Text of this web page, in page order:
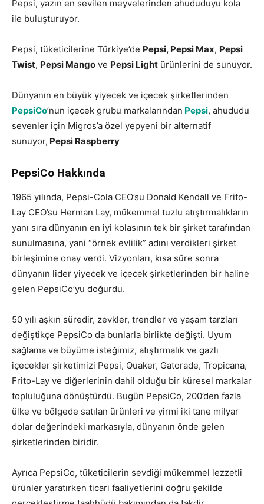
Pepsi, yazın en sevilen meyvelerinden ahududuyu kola
ile buluşturuyor.
Pepsi, tüketicilerine Türkiye’de Pepsi, Pepsi Max, Pepsi
Twist, Pepsi Mango ve Pepsi Light ürünlerini de sunuyor.
Dünyanın en büyük yiyecek ve içecek şirketlerinden
PepsiCo’nun içecek grubu markalarından Pepsi, ahududu
sevenler için Migros’a özel yepyeni bir alternatif
sunuyor, Pepsi Raspberry
PepsiCo Hakkında
1965 yılında, Pepsi-Cola CEO’su Donald Kendall ve Frito-
Lay CEO’su Herman Lay, mükemmel tuzlu atıştırmalıkların
yanı sıra dünyanın en iyi kolasının tek bir şirket tarafından
sunulmasına, yani “örnek evlilik” adını verdikleri şirket
birleşimine onay verdi. Vizyonları, kısa süre sonra
dünyanın lider yiyecek ve içecek şirketlerinden bir haline
gelen PepsiCo’yu doğurdu.
50 yılı aşkın süredir, zevkler, trendler ve yaşam tarzları
değiştikçe PepsiCo da bunlarla birlikte değişti. Uyum
sağlama ve büyüme isteğimiz, atıştırmalık ve gazlı
içecekler şirketimizi Pepsi, Quaker, Gatorade, Tropicana,
Frito-Lay ve diğerlerinin dahil olduğu bir küresel markalar
topluluğuna dönüştürdü. Bugün PepsiCo, 200’den fazla
ülke ve bölgede satılan ürünleri ve yirmi iki tane milyar
dolar değerindeki markasıyla, dünyanın önde gelen
şirketlerinden biridir.
Ayrıca PepsiCo, tüketicilerin sevdiği mükemmel lezzetli
ürünler yaratırken ticari faaliyetlerini doğru şekilde